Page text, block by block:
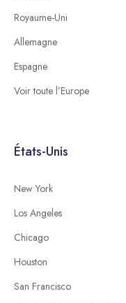
Royaume-Uni
Allemagne
Espagne
Voir toute l’Europe
États-Unis
New York
Los Angeles
Chicago
Houston
San Francisco